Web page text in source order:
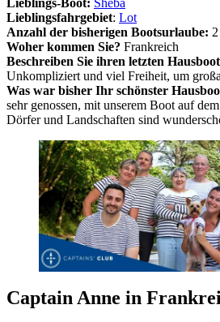
Lieblings-Boot: Sheba
Lieblingsfahrgebiet: Lot
Anzahl der bisherigen Bootsurlaube: 2
Woher kommen Sie? Frankreich
Beschreiben Sie ihren letzten
Unkompliziert und viel Freiheit, um
Was war bisher Ihr schönster
sehr genossen, mit unserem Boot auf
Dörfer und Landschaften sind
Captain Anne in